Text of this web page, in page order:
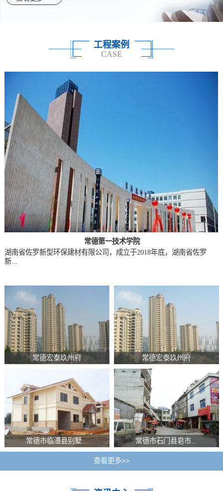
工程案例
CASE
常德宏泰玖州府 常德宏泰玖州府
常德市临澧县别墅... 常德市石门县皂市...
常德第一技术学院
湖南省佐罗新型环保建材有限公司，成立于2018年底，湖南省佐罗
新...
查看更多>>